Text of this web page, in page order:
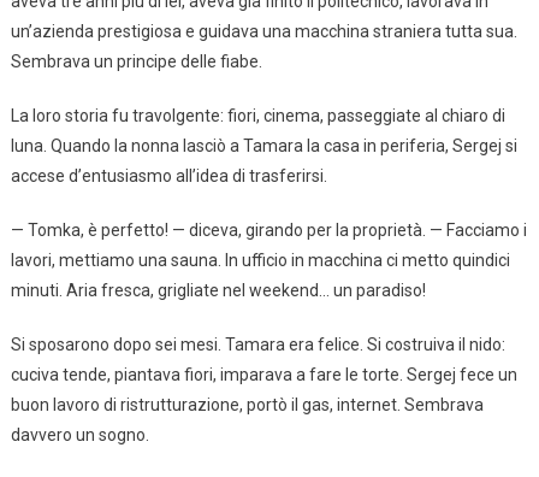
un’azienda prestigiosa e guidava una macchina straniera tutta sua.
Sembrava un principe delle fiabe.
La loro storia fu travolgente: fiori, cinema, passeggiate al chiaro di
luna. Quando la nonna lasciò a Tamara la casa in periferia, Sergej si
accese d’entusiasmo all’idea di trasferirsi.
— Tomka, è perfetto! — diceva, girando per la proprietà. — Facciamo i
lavori, mettiamo una sauna. In ufficio in macchina ci metto quindici
minuti. Aria fresca, grigliate nel weekend… un paradiso!
Si sposarono dopo sei mesi. Tamara era felice. Si costruiva il nido:
cuciva tende, piantava fiori, imparava a fare le torte. Sergej fece un
buon lavoro di ristrutturazione, portò il gas, internet. Sembrava
davvero un sogno.